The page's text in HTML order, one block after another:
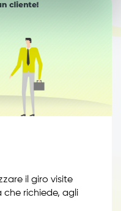
il giro visite
che richiede, agli